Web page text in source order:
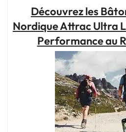
Découvrez les
Nordique Attrac Ultra
Performance au